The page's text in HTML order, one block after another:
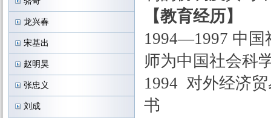
龙兴春
宋基出
赵明昊
张忠义
刘成
【教育经历】
1994—1997 中国
师为中国社会科
1994 对外经济
书